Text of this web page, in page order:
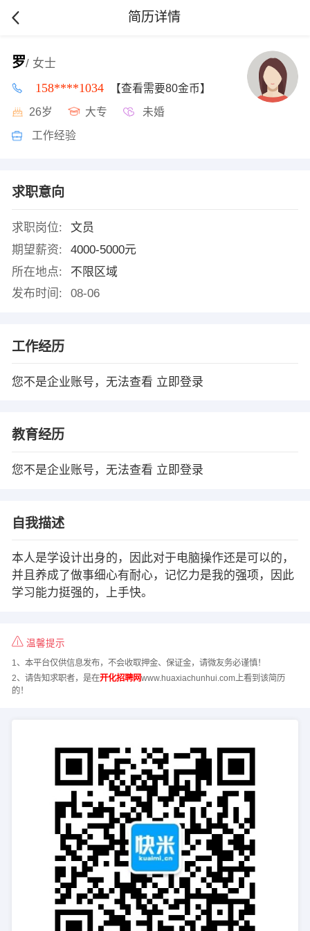
简历详情
罗/ 女士
158****1034 【查看需要80金币】
26岁 大专 未婚
工作经验
求职意向
求职岗位:
文员
期望薪资:
4000-5000元
所在地点:
不限区域
发布时间:
08-06
工作经历
您不是企业账号，无法查看 立即登录
教育经历
您不是企业账号，无法查看 立即登录
自我描述
本人是学设计出身的，因此对于电脑操作还是可以的，
并且养成了做事细心有耐心，记忆力是我的强项，因此
学习能力挺强的，上手快。
温馨提示
1、本平台仅供信息发布，不会收取押金、保证金，请微友务必谨慎！
2、请告知求职者，是在开化招聘网www.huaxiachunhui.com上看到该简历
的！